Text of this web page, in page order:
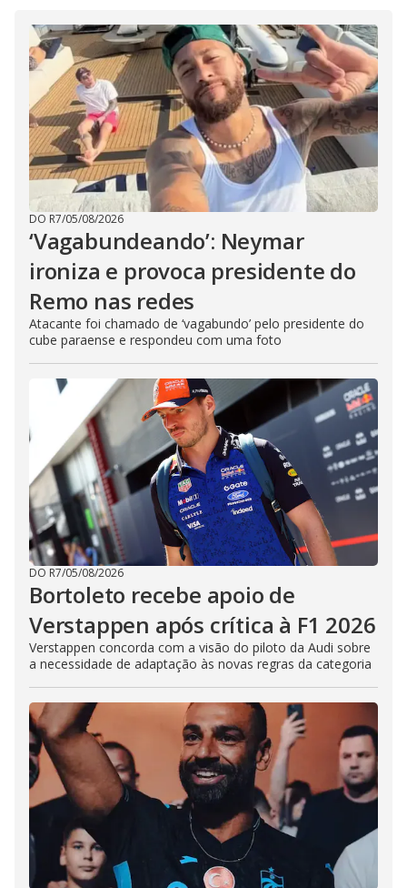
DO R7/05/08/2026
‘Vagabundeando’: Neymar
ironiza e provoca presidente do
Remo nas redes
Atacante foi chamado de ‘vagabundo’ pelo presidente do
cube paraense e respondeu com uma foto
DO R7/05/08/2026
Bortoleto recebe apoio de
Verstappen após crítica à F1 2026
Verstappen concorda com a visão do piloto da Audi sobre
a necessidade de adaptação às novas regras da categoria